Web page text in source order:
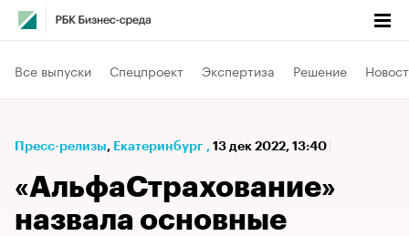
Все выпуски Спецпроект Экспертиза Решение
Пресс-релизы⁠, Екатеринбург , 13 дек 2022, 13:40
«АльфаСтрахование»
назвала основные